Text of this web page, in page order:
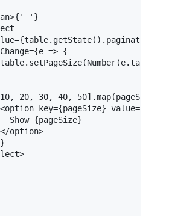
>{' '}
=
={e => {
20, 30, 40, 50].map(pageSize =>
<option key={pageSize} value=
Show {pageSize}
</option>
>